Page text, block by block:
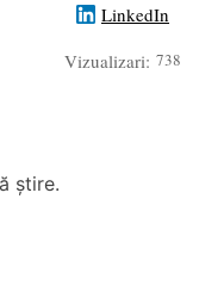
LinkedIn
Vizualizari: 738
știre.